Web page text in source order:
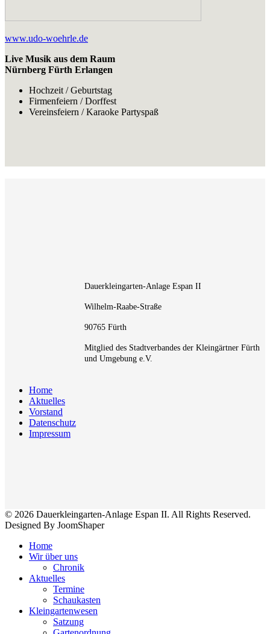
www.udo-woehrle.de
Live Musik aus dem Raum
Nürnberg Fürth Erlangen
Hochzeit / Geburtstag
Firmenfeiern / Dorffest
Vereinsfeiern / Karaoke Partyspaß
Dauerkleingarten-Anlage Espan II
Wilhelm-Raabe-Straße
90765 Fürth
Mitglied des Stadtverbandes der Kleingärtner Fürth
und Umgebung e.V.
Home
Aktuelles
Vorstand
Datenschutz
Impressum
© 2026 Dauerkleingarten-Anlage Espan II. All Rights Reserved.
Designed By JoomShaper
Home
Wir über uns
Chronik
Aktuelles
Termine
Schaukasten
Kleingartenwesen
Satzung